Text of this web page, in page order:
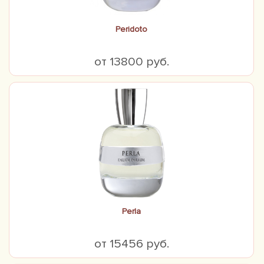
Peridoto
от 13800 руб.
Perla
от 15456 руб.